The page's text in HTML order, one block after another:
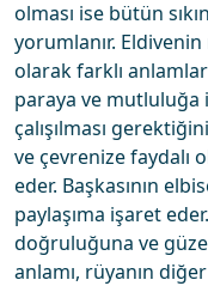
olması ise bütün
yorumlanır.
olarak farklı anlamlar
paraya ve mutluluğa
çalışılması
ve çevrenize faydalı
eder. Başkasının
paylaşıma işaret
doğruluğuna ve
anlamı, rüyanın